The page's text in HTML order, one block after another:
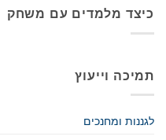
כיצד מלמדים עם משחק
תמיכה וייעוץ
לגננות ומחנכים